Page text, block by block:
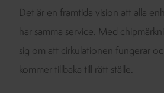
Det är en framtida vision att alla
har samma service. Med
sig om att cirkulationen fungerar
kommer tillbaka till rätt ställe.